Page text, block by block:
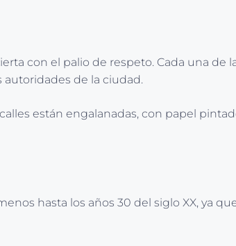
con el palio de respeto. Cada una de
autoridades de la ciudad.
están engalanadas, con papel
hasta los años 30 del siglo XX, ya